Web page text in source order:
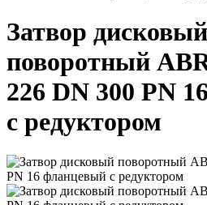
Затвор дисковый
поворотный
226 DN 300 PN
с редуктором